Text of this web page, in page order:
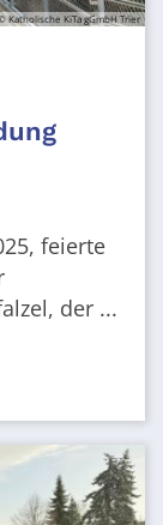
Katholische KiTa gGmbH Trier
feierte
der ...